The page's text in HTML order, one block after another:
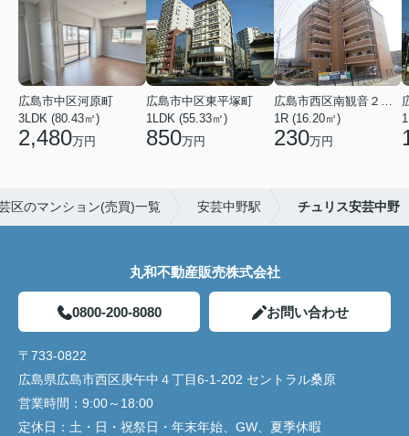
広島市中区河原町
3LDK (80.43㎡)
2,480万円
広島市中区東平塚町
1LDK (55.33㎡)
850万円
広島市西区南観音２丁目
1R (16.20㎡)
230万円
区のマンション(売買)一覧 安芸中野駅 チュリス安芸中野
丸和不動産販売株式会社
0800-200-8080 お問い合わせ
〒733-0822
広島県広島市西区庚午中４丁目6-1-202 セントラル桑原
営業時間： 9:00～18:00
定休日： 土・日・祝祭日・年末年始、GW、夏季休暇